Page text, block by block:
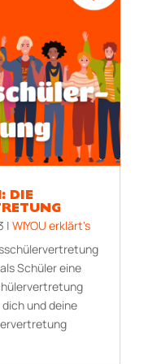
DIE
| WIYOU erklärt's
Schüler eine
und deine